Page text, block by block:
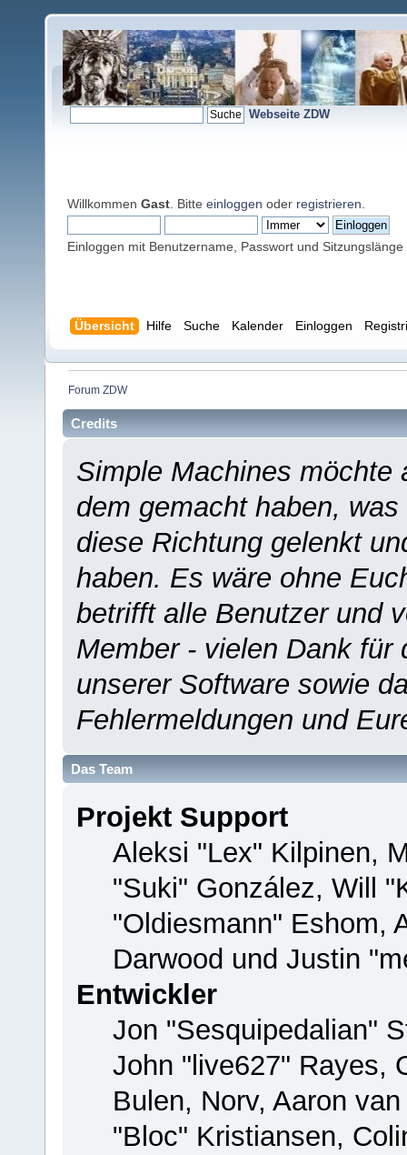
Webseite ZDW
Willkommen Gast . Bitte einloggen oder registrieren
Einloggen mit Benutzername, Passwort und Sitzungslänge
Übersicht Hilfe Suche Kalender Einloggen
Forum ZDW
Credits
Simple Machines möchte
dem gemacht haben,
diese Richtung gelenkt
haben. Es wäre ohne
betrifft alle Benutzer und
Member - vielen Dank für
unserer Software sowie
Fehlermeldungen und
Das Team
Projekt Support
Aleksi "Lex" Kilpinen,
"Suki" González, Will
"Oldiesmann" Eshom,
Darwood und Justin
Entwickler
Jon "Sesquipedalian"
John "live627" Rayes,
Bulen, Norv, Aaron
"Bloc" Kristiansen,